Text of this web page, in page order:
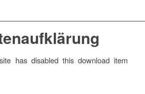
has disabled this download item